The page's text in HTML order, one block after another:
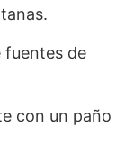
fuentes de
con un paño